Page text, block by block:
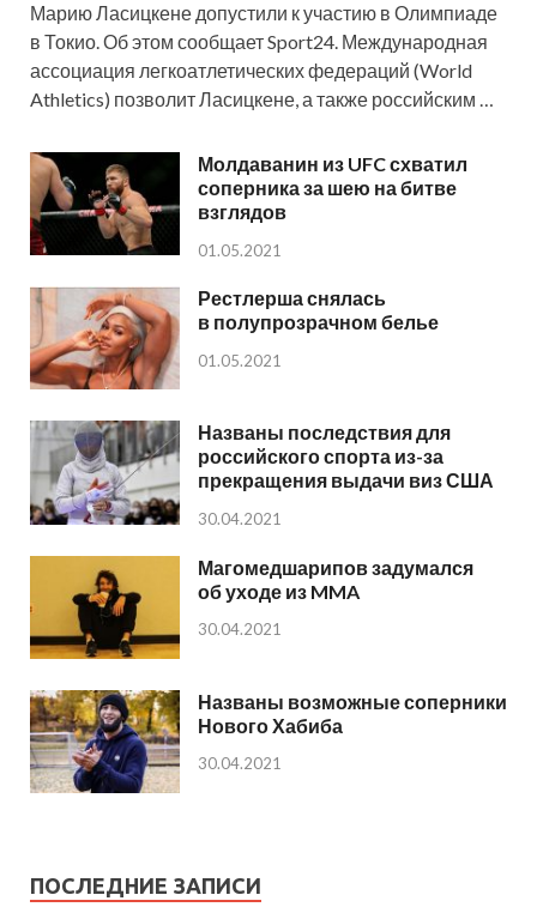
Марию Ласицкене допустили к участию в Олимпиаде
в Токио. Об этом сообщает Sport24. Международная
ассоциация легкоатлетических федераций (World
Athletics) позволит Ласицкене, а также российским …
Молдаванин из UFC схватил
соперника за шею на битве
взглядов
01.05.2021
Рестлерша снялась
в полупрозрачном белье
01.05.2021
Названы последствия для
российского спорта из-за
прекращения выдачи виз США
30.04.2021
Магомедшарипов задумался
об уходе из MMA
30.04.2021
Названы возможные соперники
Нового Хабиба
30.04.2021
ПОСЛЕДНИЕ ЗАПИСИ